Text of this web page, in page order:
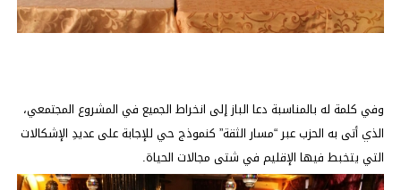
وفي كلمة له بالمناسبة دعا الباز إلى انخراط الجميع في المشروع المجتمعي،
الذي أتى به الحزب عبر “مسار الثقة” كنموذج حي للإجابة على عديدِ الإشكالات
التي يتخبط فيها الإقليم في شتى مجالات الحياة.